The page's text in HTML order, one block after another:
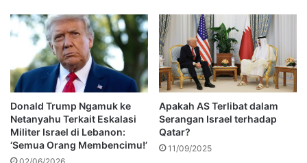
Donald Trump Ngamuk ke
Netanyahu Terkait Eskalasi
Militer Israel di Lebanon:
‘Semua Orang Membencimu!’
Apakah AS Terlibat dalam
Serangan Israel terhadap
Qatar?
11/09/2025